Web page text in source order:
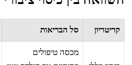
קריטריון סל הבריאות
מכסה טיפולים